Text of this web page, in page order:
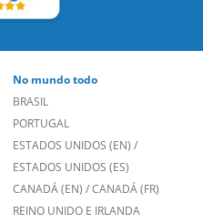
No mundo todo
BRASIL
PORTUGAL
ESTADOS UNIDOS (EN)/
ESTADOS UNIDOS (ES)